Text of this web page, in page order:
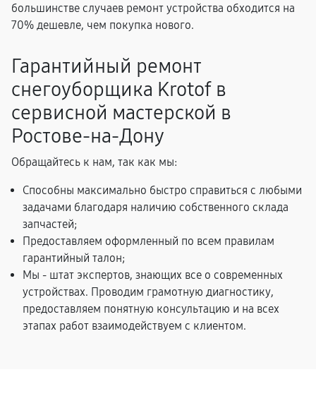
большинстве случаев ремонт устройства обходится на
70% дешевле, чем покупка нового.
Гарантийный ремонт
снегоуборщика Krotof в
сервисной мастерской в
Ростове-на-Дону
Обращайтесь к нам, так как мы:
Способны максимально быстро справиться с любыми
задачами благодаря наличию собственного склада
запчастей;
Предоставляем оформленный по всем правилам
гарантийный талон;
Мы - штат экспертов, знающих все о современных
устройствах. Проводим грамотную диагностику,
предоставляем понятную консультацию и на всех
этапах работ взаимодействуем с клиентом.